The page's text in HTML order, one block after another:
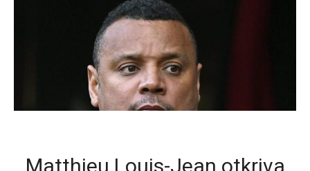
Matthieu Louis-Jean otkriva